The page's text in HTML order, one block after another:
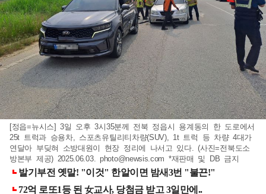
[정읍=뉴시스] 3일 오후 3시35분께 전북 정읍시 용계동의 한 도로에서
25t 트럭과 승용차, 스포츠유틸리티차량(SUV), 1t 트럭 등 차량 4대가
연달아 부딪혀 소방대원이 현장 정리에 나서고 있다. (사진=전북도소
방본부 제공) 2025.06.03. photo@newsis.com *재판매 및 DB 금지